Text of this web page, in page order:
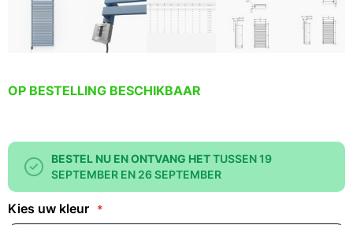
OP BESTELLING BESCHIKBAAR
BESTEL NU EN ONTVANG HETTUSSEN 19
SEPTEMBER EN 26 SEPTEMBER
Kies uw kleur